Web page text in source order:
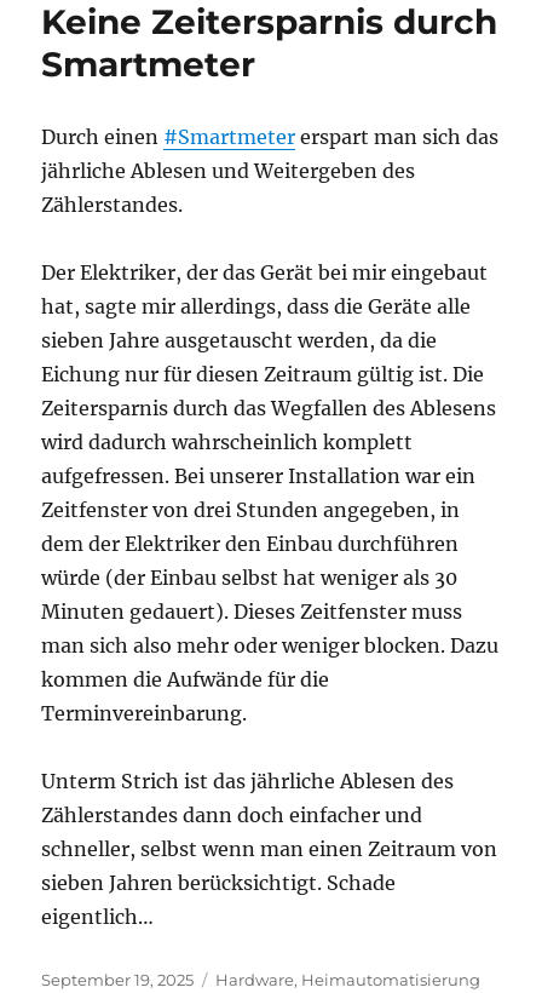
Keine Zeitersparnis durch
Smartmeter
Durch einen #Smartmeter erspart man sich das
jährliche Ablesen und Weitergeben des
Zählerstandes.
Der Elektriker, der das Gerät bei mir eingebaut
hat, sagte mir allerdings, dass die Geräte alle
sieben Jahre ausgetauscht werden, da die
Eichung nur für diesen Zeitraum gültig ist. Die
Zeitersparnis durch das Wegfallen des Ablesens
wird dadurch wahrscheinlich komplett
aufgefressen. Bei unserer Installation war ein
Zeitfenster von drei Stunden angegeben, in
dem der Elektriker den Einbau durchführen
würde (der Einbau selbst hat weniger als 30
Minuten gedauert). Dieses Zeitfenster muss
man sich also mehr oder weniger blocken. Dazu
kommen die Aufwände für die
Terminvereinbarung.
Unterm Strich ist das jährliche Ablesen des
Zählerstandes dann doch einfacher und
schneller, selbst wenn man einen Zeitraum von
sieben Jahren berücksichtigt. Schade
eigentlich…
Veröffentlicht
September 19, 2025 Kategorien
Hardware, Heimautomatisierung